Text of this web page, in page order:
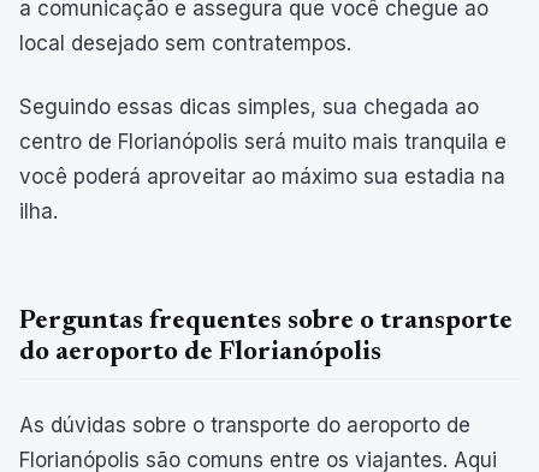
a comunicação e assegura que você chegue ao
local desejado sem contratempos.
Seguindo essas dicas simples, sua chegada ao
centro de Florianópolis será muito mais tranquila e
você poderá aproveitar ao máximo sua estadia na
ilha.
Perguntas frequentes sobre o transporte
do aeroporto de Florianópolis
As dúvidas sobre o transporte do aeroporto de
Florianópolis são comuns entre os viajantes. Aqui